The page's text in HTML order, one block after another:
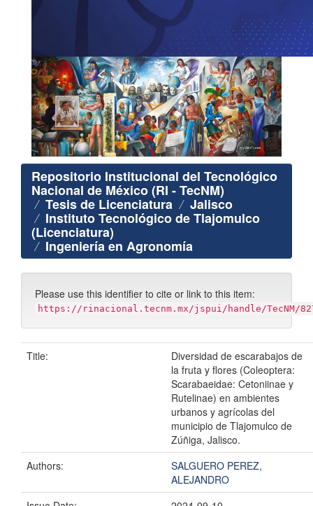
Repositorio Institucional del Tecnológico
Nacional de México (RI - TecNM)
Tesis de Licenciatura Jalisco
Instituto Tecnológico de Tlajomulco
(Licenciatura)
Ingeniería en Agronomía
Please use this identifier to cite or link to this item:
https://rinacional.tecnm.mx/jspui/handle/TecNM/
Title:
Diversidad de escarabajos de
la fruta y flores (Coleoptera:
Scarabaeidae: Cetoniinae y
Rutelinae) en ambientes
urbanos y agrícolas del
municipio de Tlajomulco de
Zúñiga, Jalisco.
Authors:
SALGUERO PEREZ,
ALEJANDRO